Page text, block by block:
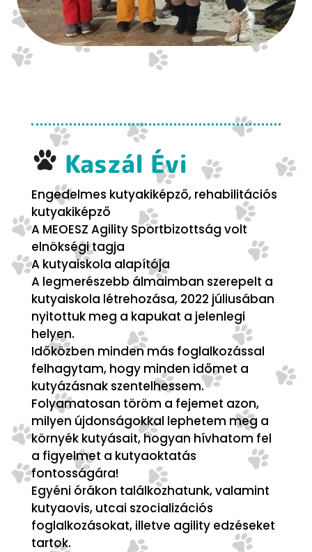
Kaszál Évi
Engedelmes kutyakiképző, rehabilitációs
kutyakiképző
A MEOESZ Agility Sportbizottság volt
elnökségi tagja
A kutyaiskola alapítója
A legmerészebb álmaimban szerepelt a
kutyaiskola létrehozása, 2022 júliusában
nyitottuk meg a kapukat a jelenlegi
helyen.
Időközben minden más foglalkozással
felhagytam, hogy minden időmet a
kutyázásnak szentelhessem.
Folyamatosan töröm a fejemet azon,
milyen újdonságokkal lephetem meg a
környék kutyásait, hogyan hívhatom fel
a figyelmet a kutyaoktatás
fontosságára!
Egyéni órákon találkozhatunk, valamint
kutyaovis, utcai szocializációs
foglalkozásokat, illetve agility edzéseket
tartok.